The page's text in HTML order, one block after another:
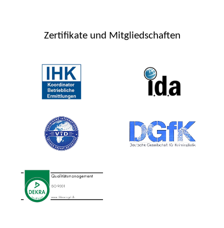
Zertifikate und Mitgliedschaften